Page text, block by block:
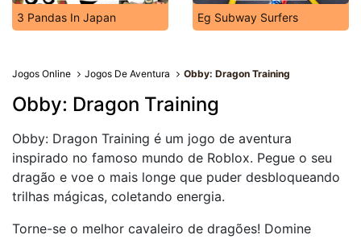
3 Pandas In Japan Eg Subway Surfers
Jogos Online Jogos De Aventura Obby: Dragon Training
Obby: Dragon Training
Obby: Dragon Training é um jogo de aventura
inspirado no famoso mundo de Roblox. Pegue o seu
dragão e voe o mais longe que puder desbloqueando
trilhas mágicas, coletando energia.
Torne-se o melhor cavaleiro de dragões! Domine